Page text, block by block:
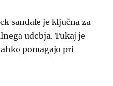
sandale je ključna za
udobja. Tukaj je
pomagajo pri